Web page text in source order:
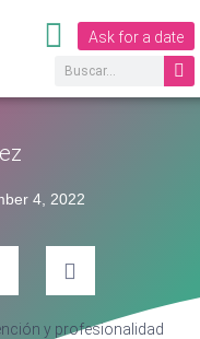
Ask for a date
4, 2022
y profesionalidad